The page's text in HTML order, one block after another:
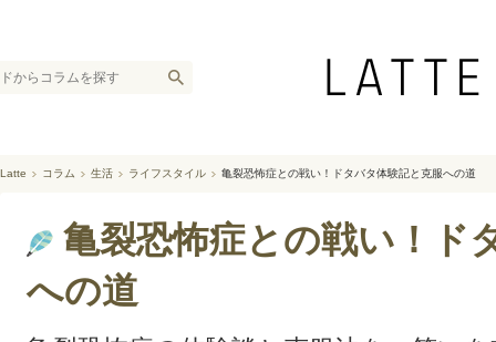
Latte コラム 生活 ライフスタイル 亀裂恐怖症との戦い！ドタバタ体験記と克服への道
亀裂恐怖症との戦い！ド
への道